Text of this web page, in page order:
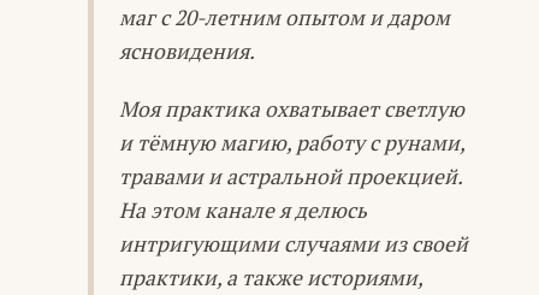
маг с 20-летним опытом и даром
ясновидения.
Моя практика охватывает светлую
и тёмную магию, работу с рунами,
травами и астральной проекцией.
На этом канале я делюсь
интригующими случаями из своей
практики, а также историями,